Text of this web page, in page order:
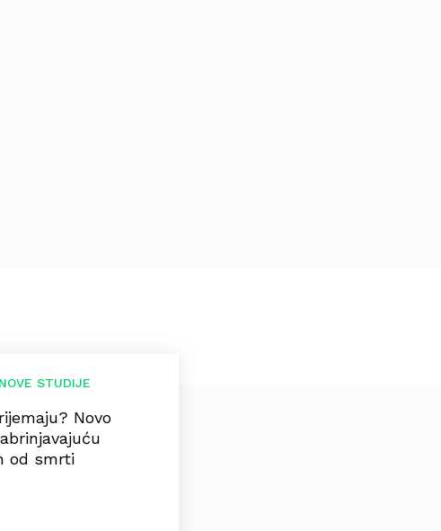
STUDIJE
Novo
od smrti